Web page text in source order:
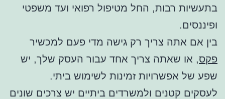
בתעשיות רבות, החל מטיפול רפואי ועד משפטי
ופיננסים.
בין אם אתה צריך רק גישה מדי פעם למכשיר
פקס, או שאתה צריך אחד עבור העסק שלך, יש
שפע של אפשרויות זמינות לשימוש ביתי.
לעסקים קטנים ולמשרדים ביתיים יש צרכים שונים